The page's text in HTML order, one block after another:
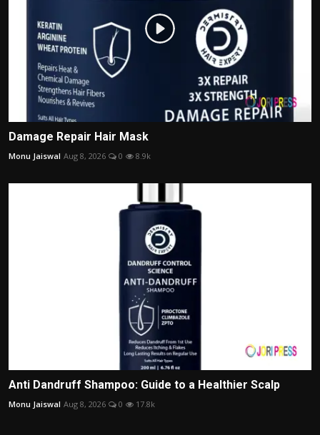
Damage Repair Hair Mask
Monu Jaiswal Aug 8, 2026 0 8.9k
Anti Dandruff Shampoo: Guide to a Healthier Scalp
Monu Jaiswal Aug 8, 2026 0 17.8k